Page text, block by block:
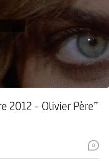
2012 - Olivier Père”
0